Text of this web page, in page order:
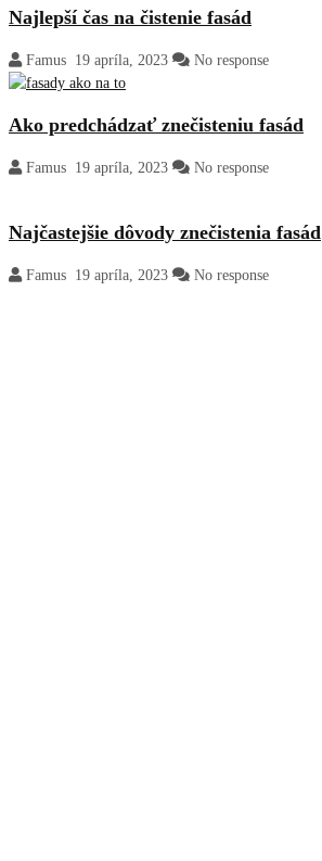
Najlepší čas na čistenie fasád
Famus 19 apríla, 2023 No response
Ako predchádzať znečisteniu fasád
Famus 19 apríla, 2023 No response
Najčastejšie dôvody znečistenia fasád
Famus 19 apríla, 2023 No response